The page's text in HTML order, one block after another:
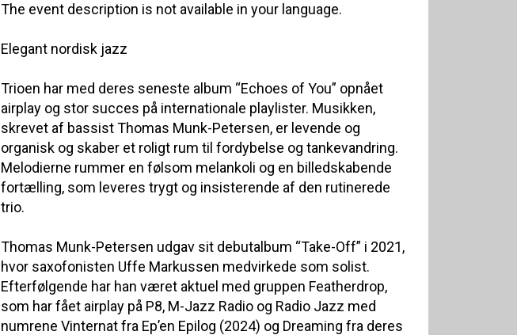
The event description is not available in your language.
Elegant nordisk jazz
Trioen har med deres seneste album “Echoes of You” opnået
airplay og stor succes på internationale playlister. Musikken,
skrevet af bassist Thomas Munk-Petersen, er levende og
organisk og skaber et roligt rum til fordybelse og tankevandring.
Melodierne rummer en følsom melankoli og en billedskabende
fortælling, som leveres trygt og insisterende af den rutinerede
trio.
Thomas Munk-Petersen udgav sit debutalbum “Take-Off” i 2021,
hvor saxofonisten Uffe Markussen medvirkede som solist.
Efterfølgende har han været aktuel med gruppen Featherdrop,
som har fået airplay på P8, M-Jazz Radio og Radio Jazz med
numrene Vinternat fra Ep’en Epilog (2024) og Dreaming fra deres